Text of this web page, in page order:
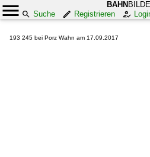
BAHN
Suche
Registrieren
193 245 bei Porz Wahn am 17.09.2017